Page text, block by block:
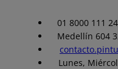
01 8000 111
Medellín 604
Lunes,